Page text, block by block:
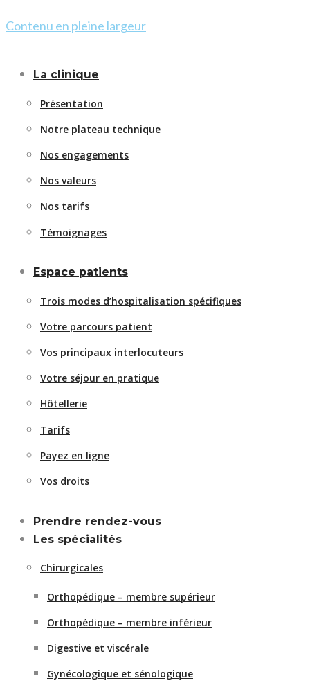
Contenu en pleine largeur
La clinique
Présentation
Notre plateau technique
Nos engagements
Nos valeurs
Nos tarifs
Témoignages
Espace patients
Trois modes d’hospitalisation spécifiques
Votre parcours patient
Vos principaux interlocuteurs
Votre séjour en pratique
Hôtellerie
Tarifs
Payez en ligne
Vos droits
Prendre rendez-vous
Les spécialités
Chirurgicales
Orthopédique – membre supérieur
Orthopédique – membre inférieur
Digestive et viscérale
Gynécologique et sénologique